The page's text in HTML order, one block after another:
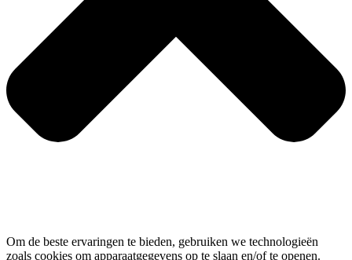
Om de beste ervaringen te bieden, gebruiken we technologieën
zoals cookies om apparaatgegevens op te slaan en/of te openen.